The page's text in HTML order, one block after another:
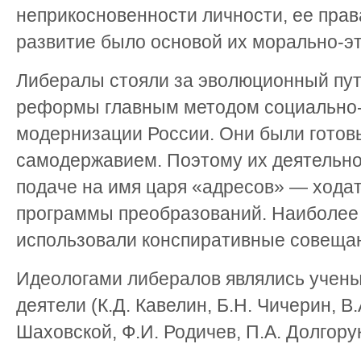
неприкосновенности личности, ее
развитие было основой их морально-
Либералы стояли за эволюционный
реформы главным методом
модернизации России. Они были
самодержавием. Поэтому их
подаче на имя царя «адресов» —
программы преобразований.
использовали конспиративные
Идеологами либералов являлись
деятели (К.Д. Кавелин, Б.Н. Чичерин,
Шаховской, Ф.И. Родичев, П.А.